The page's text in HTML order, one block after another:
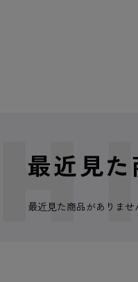
最近見た
最近見た商品がありませ